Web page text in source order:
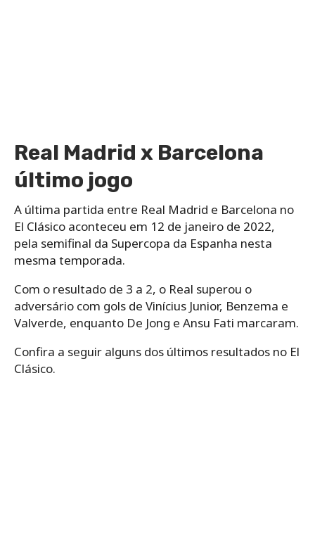
Real Madrid x Barcelona
último jogo
A última partida entre Real Madrid e Barcelona no
El Clásico aconteceu em 12 de janeiro de 2022,
pela semifinal da Supercopa da Espanha nesta
mesma temporada.
Com o resultado de 3 a 2, o Real superou o
adversário com gols de Vinícius Junior, Benzema e
Valverde, enquanto De Jong e Ansu Fati marcaram.
Confira a seguir alguns dos últimos resultados no El
Clásico.